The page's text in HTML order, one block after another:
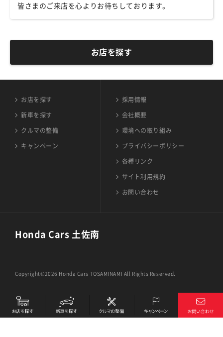
皆さまのご来店を心よりお待ちしております。
お店を探す
お店を探す
新車を探す
クルマの整備
キャンペーン
採用情報
会社概要
環境への取り組み
プライバシーポリシー
各種リンク
サイト利用規約
お問い合わせ
Honda Cars 土佐南
Copyright©2026 Honda Cars TOSAMINAMI All Rights Reserved.